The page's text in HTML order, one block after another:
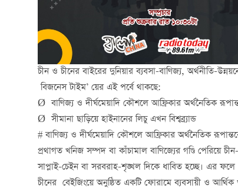
চীন ও চীনের বাইরের দুনিয়ার ব্যবসা-বাণিজ্য, অর্থনীতি-
বিজনেস টাইম’ য়ের এই পর্বে থাকছে:
Ø বাণিজ্য ও দীর্ঘমেয়াদি কৌশলে আফ্রিকার অর্থনৈতিক
Ø সীমানা ছাড়িয়ে হাইনানের লিচু এখন বিশ্বব্র্যান্ড
# বাণিজ্য ও দীর্ঘমেয়াদি কৌশলে আফ্রিকার অর্থনৈতিক
প্রথাগত খনিজ সম্পদ বা কাঁচামাল বাণিজ্যের গণ্ডি পেরিয়ে
সাপ্লাই-চেইন বা সরবরাহ-শৃঙ্খল দিকে ধাবিত হচ্ছে। এর ফলে
চীনের বেইজিংয়ে অনুষ্ঠিত একটি ফোরামে ব্যবসায়ী ও আর্থিক